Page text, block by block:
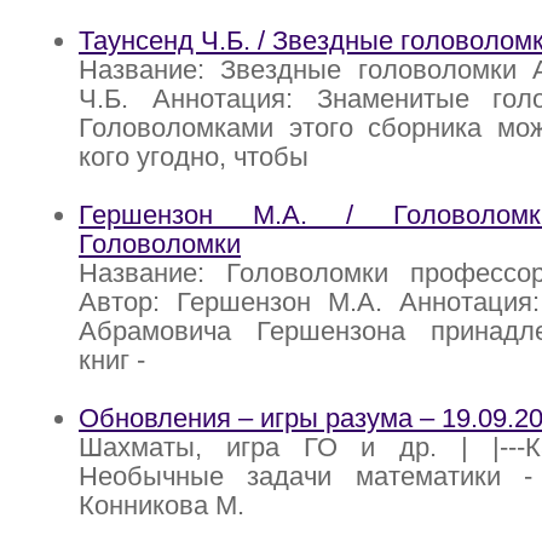
Таунсенд Ч.Б. / Звездные
Название: Звездные головоломки
Ч.Б. Аннотация: Знаменитые
Головоломками этого сборника
кого угодно, чтобы
Гершензон М.А. /
Головоломки
Название: Головоломки
Автор: Гершензон М.А.
Абрамовича Гершензона
книг -
Обновления – игры разума –
Шахматы, игра ГО и др. | |---
Необычные задачи математики
Конникова М.